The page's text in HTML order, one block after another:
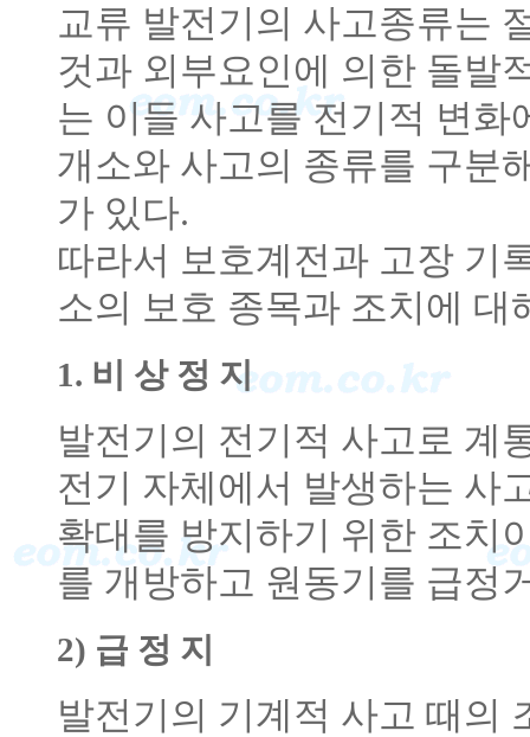
교류 발전기의 사고종류는
것과 외부요인에 의한 돌발
는 이들 사고를 전기적 변
개소와 사고의 종류를 구분
가 있다.
따라서 보호계전과 고장 기
소의 보호 종목과 조치에 대
1. 비 상 정 지
발전기의 전기적 사고로 계
전기 자체에서 발생하는 사
확대를 방지하기 위한 조치
를 개방하고 원동기를 급정
2) 급 정 지
발전기의 기계적 사고 때의